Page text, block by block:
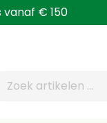
vanaf € 150